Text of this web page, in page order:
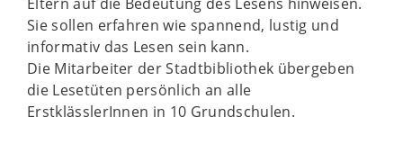
Sie sollen erfahren wie spannend, lustig und
informativ das Lesen sein kann.
Die Mitarbeiter der Stadtbibliothek übergeben
die Lesetüten persönlich an alle
ErstklässlerInnen in 10 Grundschulen.